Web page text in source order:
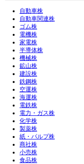
自動車株
自動車関連株
ゴム株
電機株
家電株
半導体株
機械株
鉱山株
建設株
鉄鋼株
空運株
海運株
電鉄株
電力・ガス株
化学株
製薬株
紙・パルプ株
商社株
小売株
食品株